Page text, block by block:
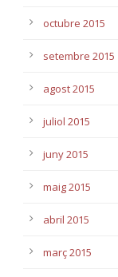
octubre 2015
setembre 2015
agost 2015
juliol 2015
juny 2015
maig 2015
abril 2015
març 2015